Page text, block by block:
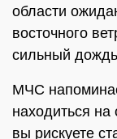
области
восточного
сильный
МЧС
находиться на
вы рискуете